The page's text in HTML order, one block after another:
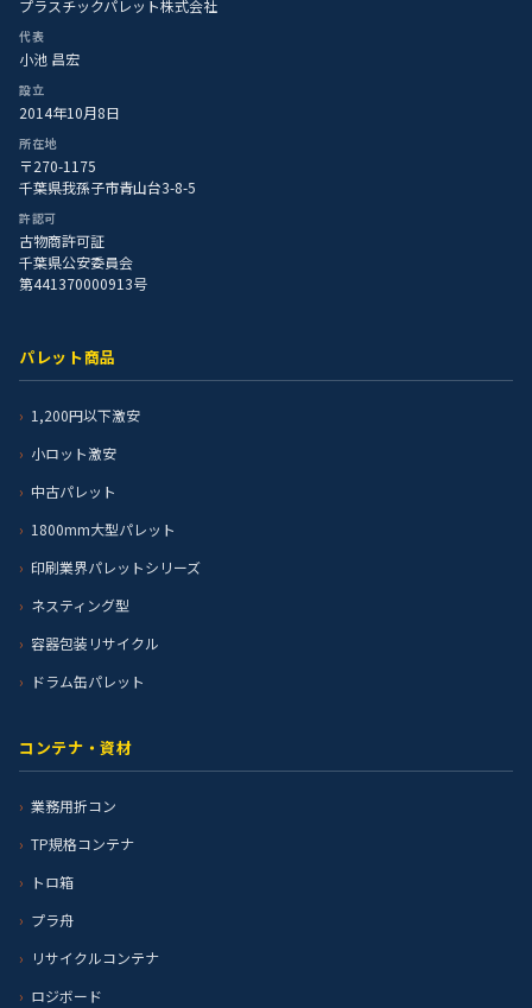
プラスチックパレット株式会社
代表
小池 昌宏
設立
2014年10月8日
所在地
〒270-1175
千葉県我孫子市青山台3-8-5
許認可
古物商許可証
千葉県公安委員会
第441370000913号
パレット商品
1,200円以下激安
小ロット激安
中古パレット
1800mm大型パレット
印刷業界パレットシリーズ
ネスティング型
容器包装リサイクル
ドラム缶パレット
コンテナ・資材
業務用折コン
TP規格コンテナ
トロ箱
プラ舟
リサイクルコンテナ
ロジボード